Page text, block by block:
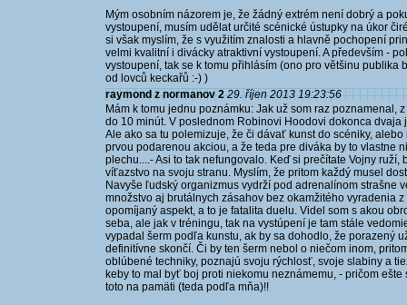
Mým osobním názorem je, že žádný extrém není dobrý a
vystoupení, musím udělat určité scénické ústupky na úkor
si však myslím, že s využitím znalosti a hlavně pochopení
velmi kvalitní i divácky atraktivní vystoupení. A především -
vystoupení, tak se k tomu přihlásím (ono pro většinu publika
od lovců keckařů :-) )
raymond z normanov 2 29. říjen 2013 19:23:56
Mám k tomu jednu poznámku: Jak už som raz poznamenal,
do 10 minút. V poslednom Robinovi Hoodovi dokonca
Ale ako sa tu polemizuje, že či dávať kunst do scéniky,
prvou podarenou akciou, a že teda pre diváka by to vlastne
plechu....- Asi to tak nefungovalo. Keď si prečítate Vojny
víťazstvo na svoju stranu. Myslím, že pritom každý musel
Navyše ľudský organizmus vydrží pod adrenalínom strašne
množstvo aj brutálnych zásahov bez okamžitého vyradenia
opomíjaný aspekt, a to je fatalita duelu. Videl som s akou
seba, ale jak v tréningu, tak na vystúpení je tam stále
vypadal šerm podľa kunstu, ak by sa dohodlo, že porazený
definitívne skončí. Či by ten šerm nebol o niečom inom,
oblúbené techniky, poznajú svoju rýchlosť, svoje slabiny a
keby to mal byť boj proti niekomu neznámemu, - pričom
toto na pamäti (teda podľa mňa)!!